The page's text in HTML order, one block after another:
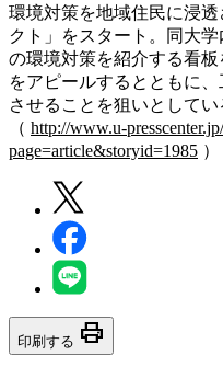
環境対策を地域住民に浸
クト」をスタート。同大
の環境対策を紹介する看
をアピールするとともに
させることを狙いとしてい
（ http://www.u-
page=article&storyid=1985 ）
印刷する print